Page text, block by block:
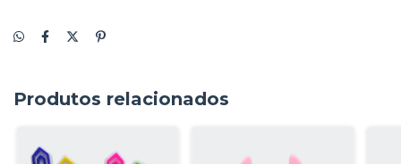
Produtos relacionados